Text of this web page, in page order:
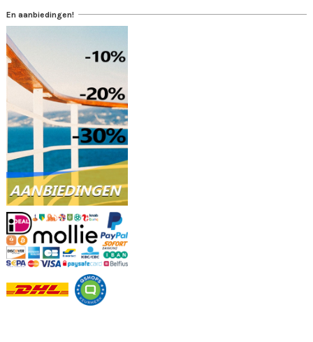
En aanbiedingen!